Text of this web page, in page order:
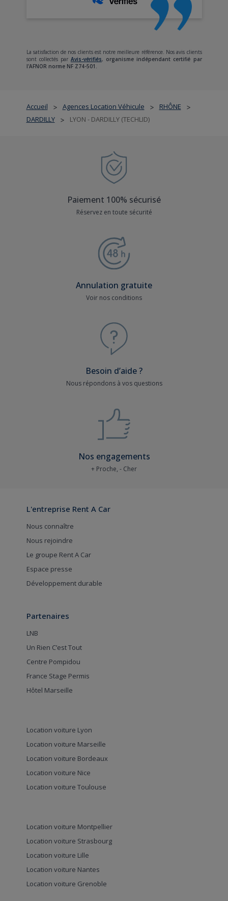
Accueil > Agences Location Véhicule > RHÔNE >
DARDILLY > LYON - DARDILLY (TECHLID)
La satisfaction de nos clients est notre meilleure référence. Nos avis clients
sont collectés par Avis-vérifiés, organisme indépendant certifié par
l'AFNOR norme NF Z74-501.
Paiement 100% sécurisé
Réservez en toute sécurité
Annulation gratuite
Voir nos conditions
Besoin d’aide ?
Nous répondons à vos questions
Nos engagements
+ Proche, - Cher
L'entreprise Rent A Car
Nous connaître
Nous rejoindre
Le groupe Rent A Car
Espace presse
Développement durable
Partenaires
LNB
Un Rien C’est Tout
Centre Pompidou
France Stage Permis
Hôtel Marseille
Location voiture Lyon
Location voiture Marseille
Location voiture Bordeaux
Location voiture Nice
Location voiture Toulouse
Location voiture Montpellier
Location voiture Strasbourg
Location voiture Lille
Location voiture Nantes
Location voiture Grenoble